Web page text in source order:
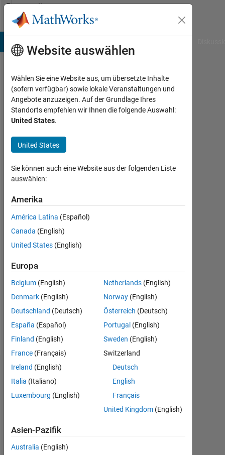
Weiter zum Inhalt
Community
Profile
Kyeong
Min
Kim
Last
seen:
3
Jahre
|
Aktiv
0
Following:
0
Follow
Dashboard
Statistik
-2
-1 2
3
Website auswählen
Wählen Sie eine Website aus, um übersetzte Inhalte
(sofern verfügbar) sowie lokale Veranstaltungen und
Angebote anzuzeigen. Auf der Grundlage Ihres
Standorts empfehlen wir Ihnen die folgende Auswahl:
United States.
United States
Sie können auch eine Website aus der folgenden Liste
auswählen:
Amerika
América Latina (Español)
Canada (English)
United States (English)
Europa
Belgium (English)
Denmark (English)
Deutschland (Deutsch)
España (Español)
Finland (English)
France (Français)
Ireland (English)
Italia (Italiano)
Luxembourg (English)
Netherlands (English)
Norway (English)
Österreich (Deutsch)
Portugal (English)
Sweden (English)
Switzerland
Deutsch
English
Français
United Kingdom (English)
Asien-Pazifik
Australia (English)